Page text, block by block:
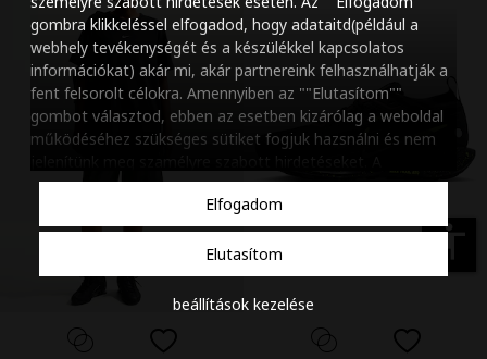
gombra klikkeléssel elfogadod, hogy adataitd(például a
webhely tevékenységét és a készülékkel kapcsolatos
információkat) akár mi, akár partnereink felhasználhatják a
fent felsorolt célokra. Amennyiben az ""Elutasítom""
gombot választod, ebben az esetben kizárólag a weboldal
működéséhez szükséges sütiket fogjuk hazsnálni és nem
beállításaidat bármikor módosíthatod, a ""Beállítások
kezelése"" gombra kattintva. Tudj meg többet
szabályzatunkról.
Elfogadom
Elutasítom
beállítások kezelése
accessibility
Szóköz csökkentése
Sortávolság
Sortávolság
Színek invertálása
Szürke
Nagy kurzor